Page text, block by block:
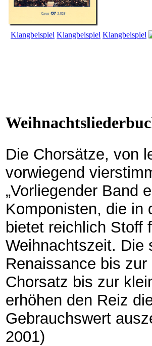
Klangbeispiel Klangbeispiel Klangbeispiel
Die Chorsätze, von
vorwiegend
„Vorliegender Band
Komponisten, die in
bietet reichlich Stoff
Weihnachtszeit. Die
Renaissance bis
Chorsatz bis zur
erhöhen den Reiz
Gebrauchswert
2001)